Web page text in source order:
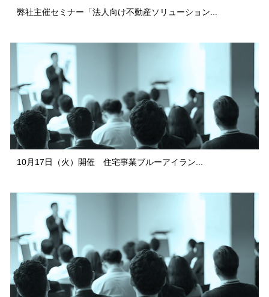
弊社主催セミナー「法人向け不動産ソリューション...
10月17日（火）開催 住宅事業ブルーアイラン...